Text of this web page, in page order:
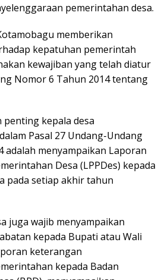
pemerintahan desa.
memberikan
kepatuhan pemerintah
kewajiban yang telah diatur
Nomor 6 Tahun 2014 tentang
penting kepala desa
Pasal 27 Undang-Undang
adalah menyampaikan Laporan
Desa (LPPDes) kepada
pada setiap akhir tahun
juga wajib menyampaikan
kepada Bupati atau Wali
keterangan
kepada Badan